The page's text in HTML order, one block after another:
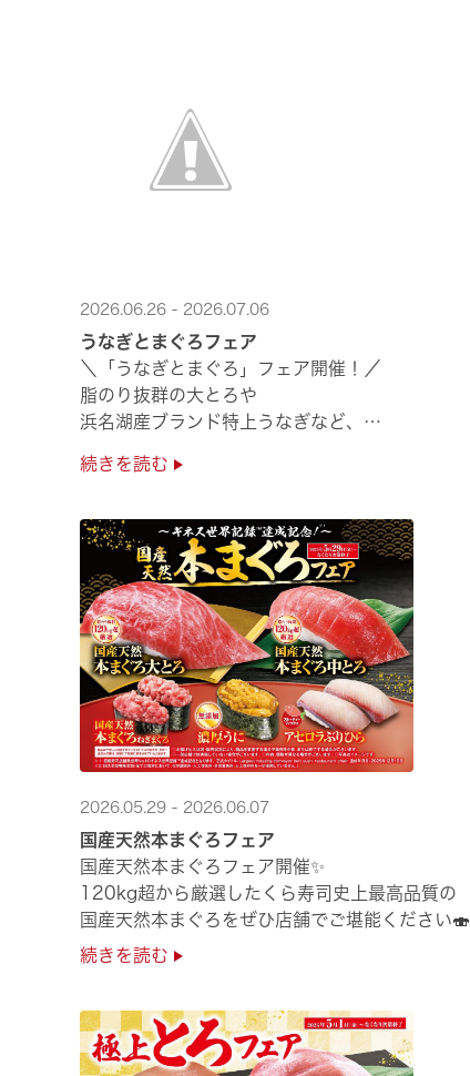
2026.06.26 - 2026.07.06
うなぎとまぐろフェア
＼「うなぎとまぐろ」フェア開催！／
脂のり抜群の大とろや
浜名湖産ブランド特上うなぎなど、
ぜひ店舗でご堪能ください🍣
続きを読む
2026.05.29 - 2026.06.07
国産天然本まぐろフェア
国産天然本まぐろフェア開催✨
120kg超から厳選したくら寿司史上最高品質の
国産天然本まぐろをぜひ店舗でご堪能ください🍣
続きを読む